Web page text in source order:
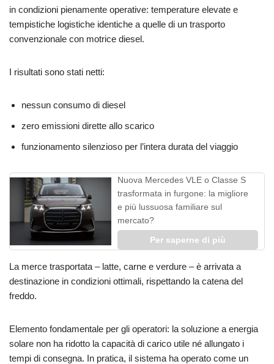
in condizioni pienamente operative: temperature elevate e
tempistiche logistiche identiche a quelle di un trasporto
convenzionale con motrice diesel.
I risultati sono stati netti:
nessun consumo di diesel
zero emissioni dirette allo scarico
funzionamento silenzioso per l’intera durata del viaggio
Nuova Mercedes VLE o Classe S
trasformata in furgone: la migliore
e più lussuosa familiare sul
mercato?
Per saperne di più
La merce trasportata – latte, carne e verdure – è arrivata a
destinazione in condizioni ottimali, rispettando la catena del
freddo.
Elemento fondamentale per gli operatori: la soluzione a energia
solare non ha ridotto la capacità di carico utile né allungato i
tempi di consegna. In pratica, il sistema ha operato come un